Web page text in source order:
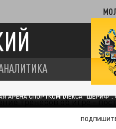
АРЕНА СПОРТКОМПЛЕКСА